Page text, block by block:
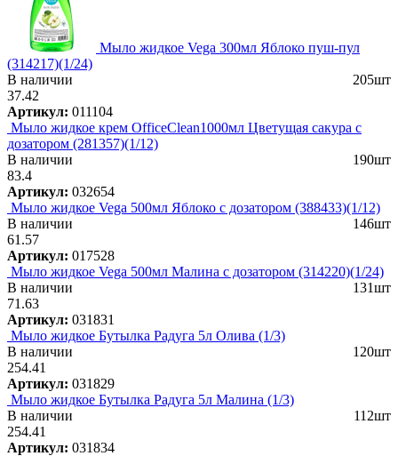
Мыло жидкое Vega 300мл Яблоко пуш-пул
(314217)(1/24)
В наличии
205шт
37.42
Артикул: 011104
Мыло жидкое крем OfficeClean1000мл Цветущая сакура с
дозатором (281357)(1/12)
В наличии
190шт
83.4
Артикул: 032654
Мыло жидкое Vega 500мл Яблоко с дозатором (388433)(1/12)
В наличии
146шт
61.57
Артикул: 017528
Мыло жидкое Vega 500мл Малина с дозатором (314220)(1/24)
В наличии
131шт
71.63
Артикул: 031831
Мыло жидкое Бутылка Радуга 5л Олива (1/3)
В наличии
120шт
254.41
Артикул: 031829
Мыло жидкое Бутылка Радуга 5л Малина (1/3)
В наличии
112шт
254.41
Артикул: 031834